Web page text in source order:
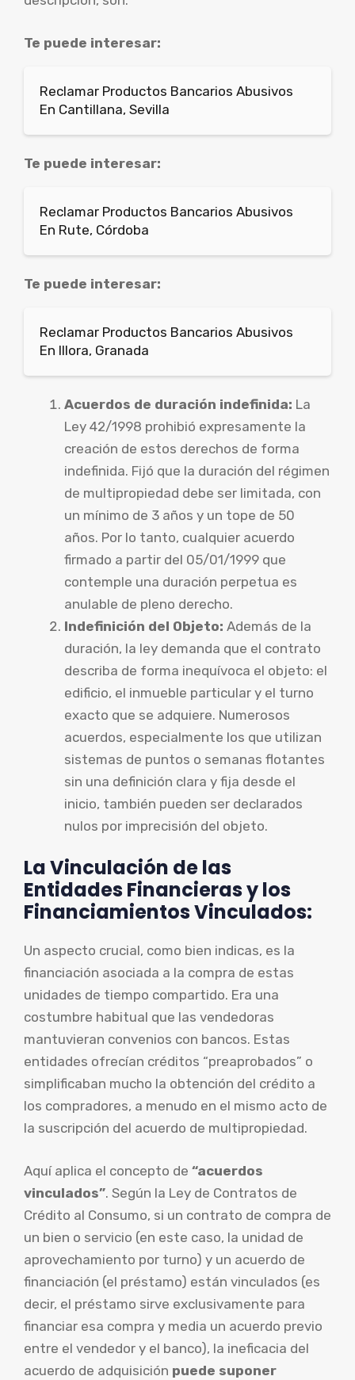
Te puede interesar:
Reclamar Productos Bancarios Abusivos
En Cantillana, Sevilla
Te puede interesar:
Reclamar Productos Bancarios Abusivos
En Rute, Córdoba
Te puede interesar:
Reclamar Productos Bancarios Abusivos
En Illora, Granada
Acuerdos de duración indefinida: La
Ley 42/1998 prohibió expresamente la
creación de estos derechos de forma
indefinida. Fijó que la duración del régimen
de multipropiedad debe ser limitada, con
un mínimo de 3 años y un tope de 50
años. Por lo tanto, cualquier acuerdo
firmado a partir del 05/01/1999 que
contemple una duración perpetua es
anulable de pleno derecho.
Indefinición del Objeto: Además de la
duración, la ley demanda que el contrato
describa de forma inequívoca el objeto: el
edificio, el inmueble particular y el turno
exacto que se adquiere. Numerosos
acuerdos, especialmente los que utilizan
sistemas de puntos o semanas flotantes
sin una definición clara y fija desde el
inicio, también pueden ser declarados
nulos por imprecisión del objeto.
La Vinculación de las
Entidades Financieras y los
Financiamientos Vinculados:
Un aspecto crucial, como bien indicas, es la
financiación asociada a la compra de estas
unidades de tiempo compartido. Era una
costumbre habitual que las vendedoras
mantuvieran convenios con bancos. Estas
entidades ofrecían créditos “preaprobados” o
simplificaban mucho la obtención del crédito a
los compradores, a menudo en el mismo acto de
la suscripción del acuerdo de multipropiedad.
Aquí aplica el concepto de “acuerdos
vinculados”. Según la Ley de Contratos de
Crédito al Consumo, si un contrato de compra de
un bien o servicio (en este caso, la unidad de
aprovechamiento por turno) y un acuerdo de
financiación (el préstamo) están vinculados (es
decir, el préstamo sirve exclusivamente para
financiar esa compra y media un acuerdo previo
entre el vendedor y el banco), la ineficacia del
acuerdo de adquisición puede suponer